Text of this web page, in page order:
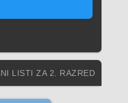
LISTI ZA 2. RAZRED